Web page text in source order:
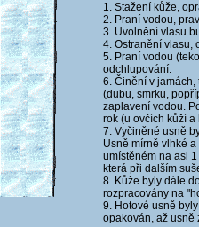
1. Stažení kůže,
2. Praní vodou,
3. Uvolnění vlasu
4. Ostranění vlasu,
5. Praní vodou
odchlupování.
6. Činění v jamách,
(dubu, smrku,
zaplavení vodou.
rok (u ovčích kůží
7. Vyčiněné usně
Usně mírně vlhké
umístěném na asi
která při dalším
8. Kůže byly dále
rozpracovány na
9. Hotové usně
opakován, až usně